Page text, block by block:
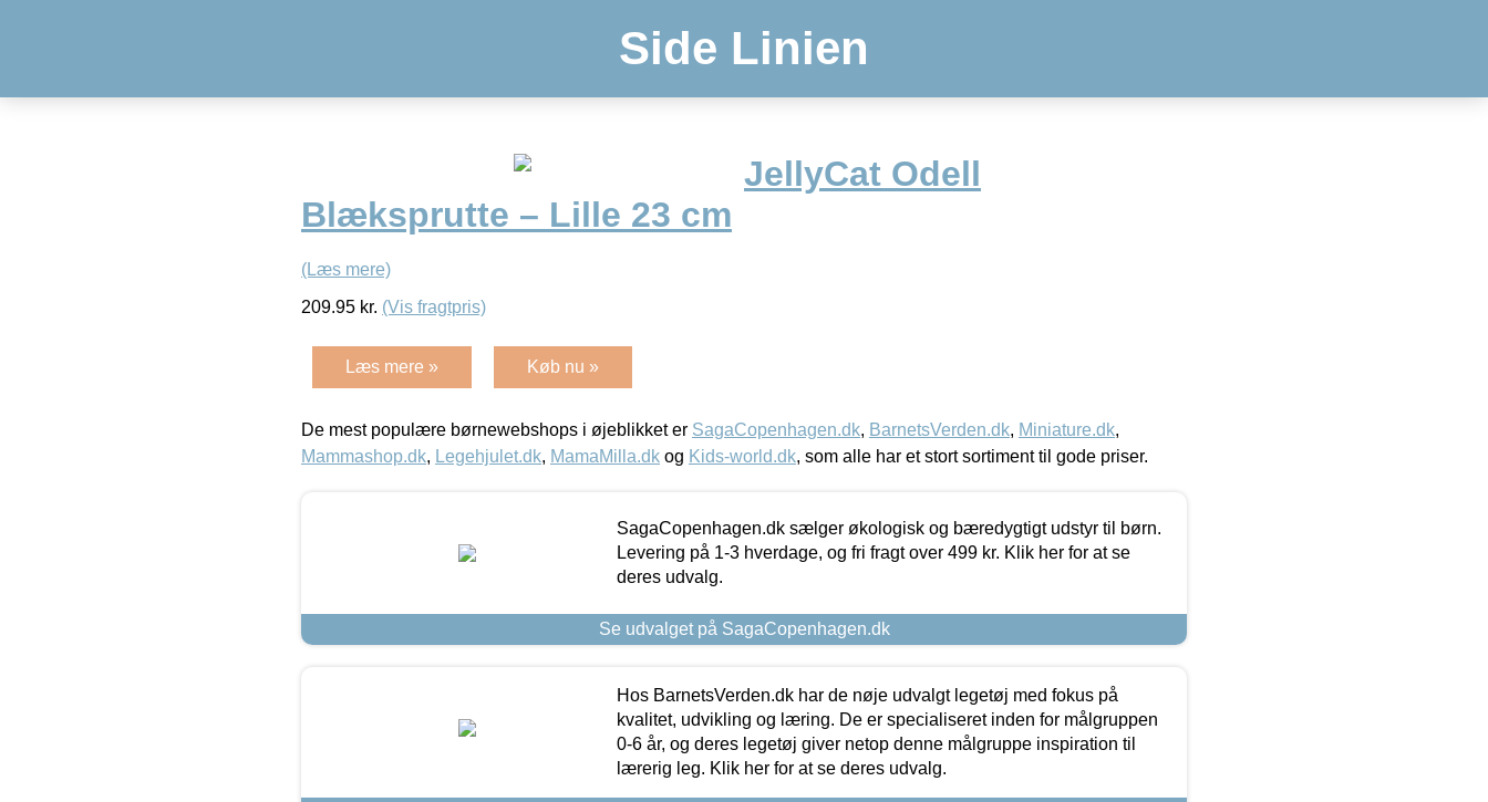
Side Linien
JellyCat Odell
Blæksprutte – Lille 23 cm
(Læs mere)
209.95 kr. (Vis fragtpris)
Læs mere » Køb nu »
De mest populære børnewebshops i øjeblikket er SagaCopenhagen.dk, BarnetsVerden.dk, Miniature.dk,
Mammashop.dk, Legehjulet.dk, MamaMilla.dk og Kids-world.dk, som alle har et stort sortiment til gode priser.
SagaCopenhagen.dk sælger økologisk og bæredygtigt udstyr til børn.
Levering på 1-3 hverdage, og fri fragt over 499 kr. Klik her for at se
deres udvalg.
Se udvalget på SagaCopenhagen.dk
Hos BarnetsVerden.dk har de nøje udvalgt legetøj med fokus på
kvalitet, udvikling og læring. De er specialiseret inden for målgruppen
0-6 år, og deres legetøj giver netop denne målgruppe inspiration til
lærerig leg. Klik her for at se deres udvalg.